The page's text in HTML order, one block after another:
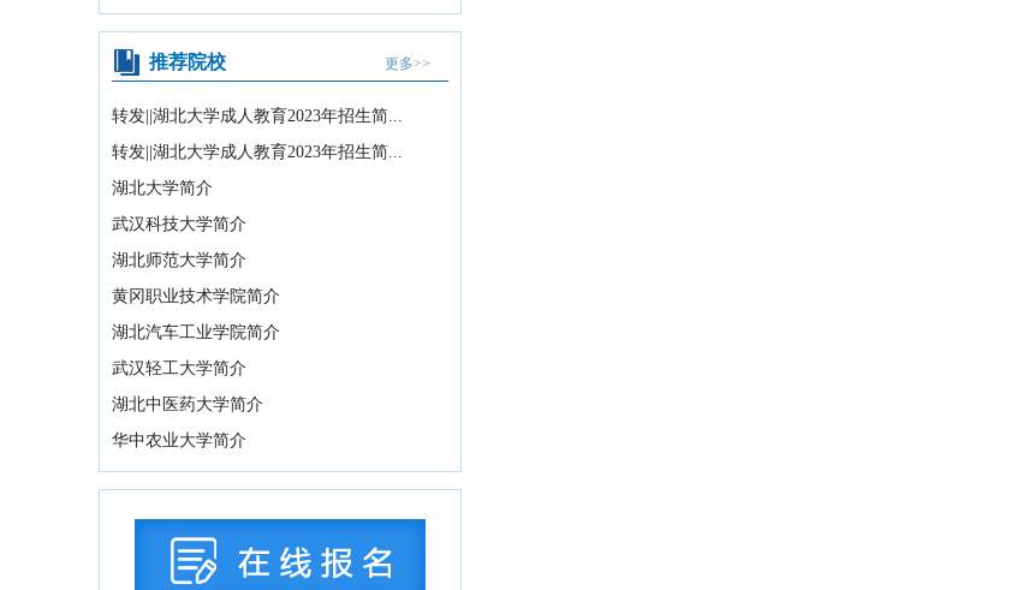
计算机化考试... 2026-07-15
证书课程免... 2026-07-15
国务院关于《中医药振兴发展“十五五”规
划》的批复 2026-07-11
中共中央办公厅、国务院办公厅印发
《关于全力做好防汛...
国务院办公厅印发《关于国务院行政复
议案件处理程序的...
中共中央 国务院转发《中央宣传部、司
教育部办公厅关于2026年度教育部大中
小学课程教材... 2026-07-28
教育部等九部门关于开展2026年国家通
推荐院校 更多>>
转发||湖北大学成人教育2023年招生简...
转发||湖北大学成人教育2023年招生简...
湖北大学简介
武汉科技大学简介
湖北师范大学简介
黄冈职业技术学院简介
湖北汽车工业学院简介
武汉轻工大学简介
湖北中医药大学简介
华中农业大学简介